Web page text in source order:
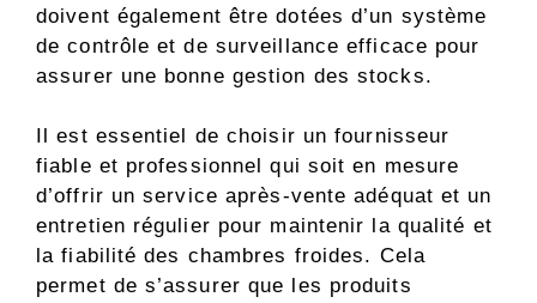
doivent également être dotées d’un système
de contrôle et de surveillance efficace pour
assurer une bonne gestion des stocks.
Il est essentiel de choisir un fournisseur
fiable et professionnel qui soit en mesure
d’offrir un service après-vente adéquat et un
entretien régulier pour maintenir la qualité et
la fiabilité des chambres froides. Cela
permet de s’assurer que les produits